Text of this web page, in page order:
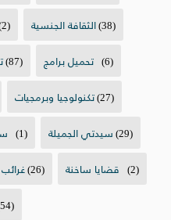
الثقافة الجنسية(38)
(87) تحميل برامج (6)
تكنولوجيا وبرمجيات(27)
(1) سيدتي الجميلة(29)
(26) قضايا ساخنة (2)